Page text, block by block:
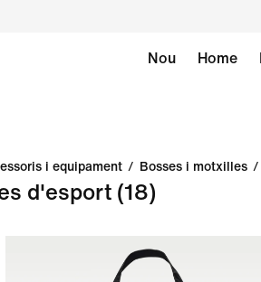
Nou Home
i equipament / Bosses i motxilles /
d'esport (18)